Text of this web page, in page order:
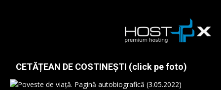
CETĂȚEAN DE COSTINEȘTI (click pe foto)